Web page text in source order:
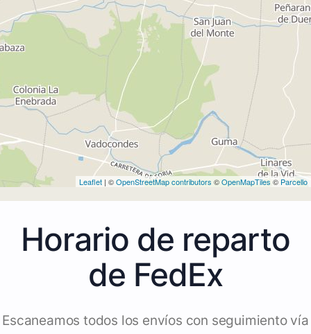
Leaflet | ©OpenStreetMap contributors ©OpenMapTiles © Parcello
Horario de reparto
de FedEx
Escaneamos todos los envíos con seguimiento vía